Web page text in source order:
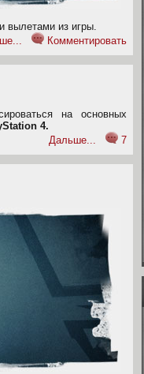
вылетами из игры.
Комментировать
на основных
4.
Дальше...
7